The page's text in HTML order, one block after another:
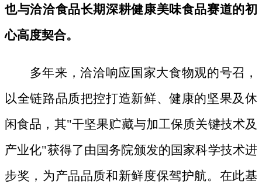
也与洽洽食品长期深耕健康美味食品赛道的初
心高度契合。
多年来，洽洽响应国家大食物观的号召，
以全链路品质把控打造新鲜、健康的坚果及休
闲食品，其"干坚果贮藏与加工保质关键技术及
产业化"获得了由国务院颁发的国家科学技术进
步奖，为产品品质和新鲜度保驾护航。在此基